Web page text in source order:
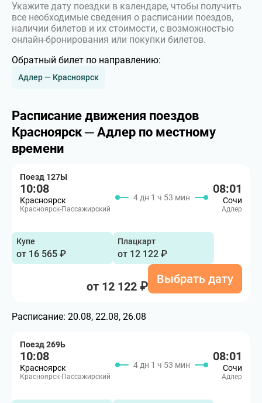
Укажите дату поездки в календаре, чтобы получить
все необходимые сведения о расписании поездов,
наличии билетов и их стоимости, с возможностью
онлайн-бронирования или покупки билетов.
Обратный билет по направлению:
Адлер — Красноярск
Расписание движения поездов
Красноярск ─ Адлер по местному
времени
Поезд 127Ы
10:08
Красноярск
Красноярск-Пассажирский
4 дн 1 ч 53 мин
08:01
Сочи
Адлер
Купе
от 16 565 ₽
Плацкарт
от 12 122 ₽
от 12 122 ₽
Выбрать дату
Расписание: 20.08, 22.08, 26.08
Поезд 269Ь
10:08
Красноярск
Красноярск-Пассажирский
4 дн 1 ч 53 мин
08:01
Сочи
Адлер